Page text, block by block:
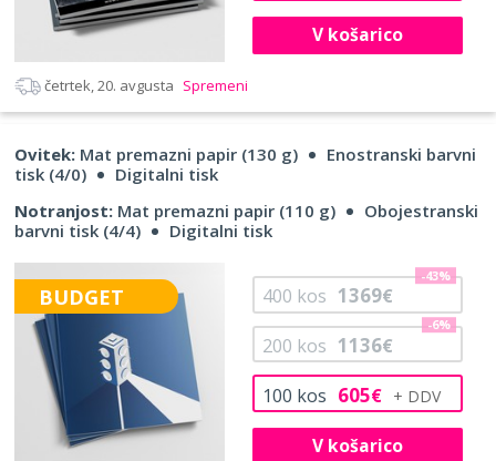
V košarico
četrtek, 20. avgusta Spremeni
Ovitek: Mat premazni papir (130 g)
Enostranski barvni
tisk (4/0)
Digitalni tisk
Notranjost: Mat premazni papir (110 g)
Obojestranski
barvni tisk (4/4)
Digitalni tisk
BUDGET
100 kos 605€
200 kos 1136€
-6%
400 kos 1369€
-43%
V košarico